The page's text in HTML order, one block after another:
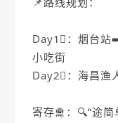
Day1⃣️：烟台
小吃街
Day2⃣️：海昌
寄存🛅：🔍“途